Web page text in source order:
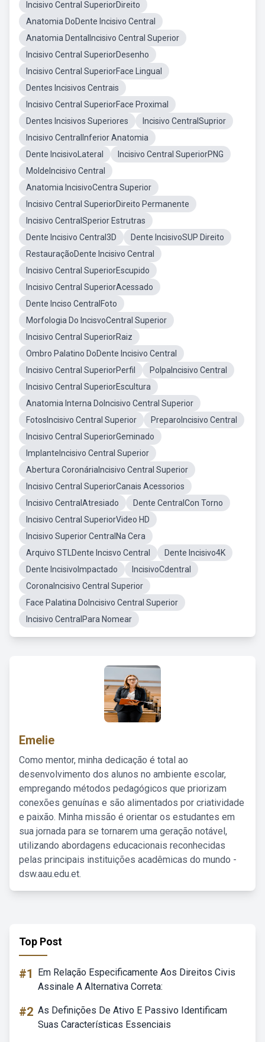
Incisivo Central SuperiorDireito
Anatomia DoDente Incisivo Central
Anatomia DentalIncisivo Central Superior
Incisivo Central SuperiorDesenho
Incisivo Central SuperiorFace Lingual
Dentes Incisivos Centrais
Incisivo Central SuperiorFace Proximal
Dentes Incisivos Superiores
Incisivo CentralSuprior
Incisivo CentralInferior Anatomia
Dente IncisivoLateral
Incisivo Central SuperiorPNG
MoldeIncisivo Central
Anatomia IncisivoCentra Superior
Incisivo Central SuperiorDireito Permanente
Incisivo CentralSperior Estrutras
Dente Incisivo Central3D
Dente IncisivoSUP Direito
RestauraçãoDente Incisivo Central
Incisivo Central SuperiorEscupido
Incisivo Central SuperiorAcessado
Dente Inciso CentralFoto
Morfologia Do IncisvoCentral Superior
Incisivo Central SuperiorRaiz
Ombro Palatino DoDente Incisivo Central
Incisivo Central SuperiorPerfil
PolpaIncisivo Central
Incisivo Central SuperiorEscultura
Anatomia Interna DoIncisivo Central Superior
FotosIncisivo Central Superior
PreparoIncisivo Central
Incisivo Central SuperiorGeminado
ImplanteIncisivo Central Superior
Abertura CoronáriaIncisivo Central Superior
Incisivo Central SuperiorCanais Acessorios
Incisivo CentralAtresiado
Dente CentralCon Torno
Incisivo Central SuperiorVideo HD
Incisivo Superior CentralNa Cera
Arquivo STLDente Incisvo Central
Dente Incisivo4K
Dente IncisivoImpactado
IncisivoCdentral
CoronaIncisivo Central Superior
Face Palatina DoIncisivo Central Superior
Incisivo CentralPara Nomear
Emelie
Como mentor, minha dedicação é total ao
desenvolvimento dos alunos no ambiente escolar,
empregando métodos pedagógicos que priorizam
conexões genuínas e são alimentados por criatividade
e paixão. Minha missão é orientar os estudantes em
sua jornada para se tornarem uma geração notável,
utilizando abordagens educacionais reconhecidas
pelas principais instituições acadêmicas do mundo -
dsw.aau.edu.et.
Top Post
#1
Em Relação Especificamente Aos Direitos Civis
Assinale A Alternativa Correta:
#2 As Definições De Ativo E Passivo Identificam
Suas Características Essenciais